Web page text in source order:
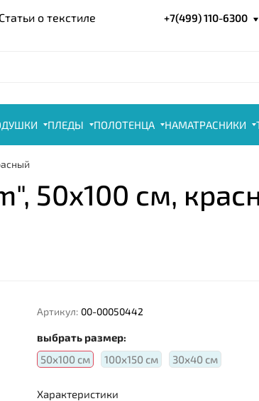
Статьи о текстиле +7(499) 110-6300
ПЛЕДЫ ПОЛОТЕНЦА НАМАТРАСНИКИ
50x100 см,
Артикул: 00-00050442
выбрать размер:
50х100 см
100х150 см 30х40 см
Характеристики